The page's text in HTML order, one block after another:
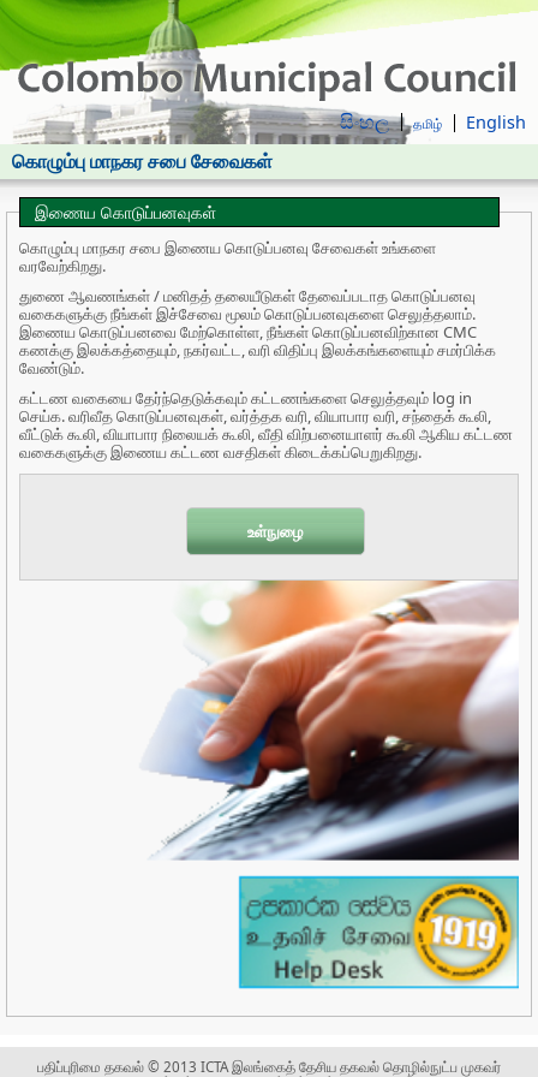
සිංහල தமிழ் English
கொழும்பு மாநகர சபை சேவைகள்
இணைய கொடுப்பனவுகள்
கொழும்பு மாநகர சபை இணைய கொடுப்பனவு சேவைகள் உங்களை
வரவேற்கிறது.
துணை ஆவணங்கள் / மனிதத் தலையீடுகள் தேவைப்படாத கொடுப்பனவு
வகைகளுக்கு நீங்கள் இச்சேவை மூலம் கொடுப்பனவுகளை செலுத்தலாம்.
இணைய கொடுப்பனவை மேற்கொள்ள, நீங்கள் கொடுப்பனவிற்கான CMC
கணக்கு இலக்கத்தையும், நகர்வட்ட, வரி விதிப்பு இலக்கங்களையும் சமர்பிக்க
வேண்டும்.
கட்டண வகையை தேர்ந்தெடுக்கவும் கட்டணங்களை செலுத்தவும் log in
செய்க. வரிவீத கொடுப்பனவுகள், வர்த்தக வரி, வியாபார வரி, சந்தைக் கூலி,
வீட்டுக் கூலி, வியாபார நிலையக் கூலி, வீதி விற்பனையாளர் கூலி ஆகிய கட்டண
வகைகளுக்கு இணைய கட்டண வசதிகள் கிடைக்கப்பெறுகிறது.
பதிப்புரிமை தகவல் © 2013 ICTA இலங்கைத் தேசிய தகவல் தொழில்நுட்ப முகவர்